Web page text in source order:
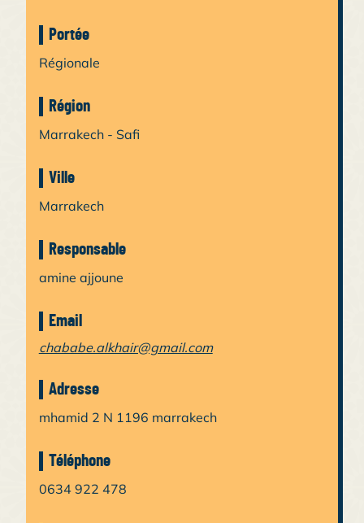
Portée
Régionale
Région
Marrakech - Safi
Ville
Marrakech
Responsable
amine ajjoune
Email
chababe.alkhair@gmail.com
Adresse
mhamid 2 N 1196 marrakech
Téléphone
0634 922 478